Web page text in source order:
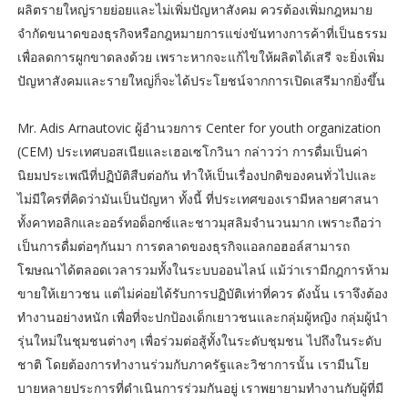
ผลิตรายใหญ่รายย่อยและไม่เพิ่มปัญหาสังคม ควรต้องเพิ่มกฎหมาย
จำกัดขนาดของธุรกิจหรือกฎหมายการแข่งขันทางการค้าที่เป็นธรรม
เพื่อลดการผูกขาดลงด้วย เพราะหากจะแก้ไขให้ผลิตได้เสรี จะยิ่งเพิ่ม
ปัญหาสังคมและรายใหญ่ก็จะได้ประโยชน์จากการเปิดเสรีมากยิ่งขึ้น
Mr. Adis Arnautovic ผู้อำนวยการ Center for youth organization
(CEM) ประเทศบอสเนียและเฮอเซโกวินา กล่าวว่า การดื่มเป็นค่า
นิยมประเพณีที่ปฏิบัติสืบต่อกัน ทำให้เป็นเรื่องปกติของคนทั่วไปและ
ไม่มีใครที่คิดว่ามันเป็นปัญหา ทั้งนี้ ที่ประเทศของเรามีหลายศาสนา
ทั้งคาทอลิกและออร์ทอด็อกซ์และชาวมุสลิมจำนวนมาก เพราะถือว่า
เป็นการดื่มต่อๆกันมา การตลาดของธุรกิจแอลกอฮอล์สามารถ
โฆษณาได้ตลอดเวลารวมทั้งในระบบออนไลน์ แม้ว่าเรามีกฎการห้าม
ขายให้เยาวชน แต่ไม่ค่อยได้รับการปฏิบัติเท่าที่ควร ดังนั้น เราจึงต้อง
ทำงานอย่างหนัก เพื่อที่จะปกป้องเด็กเยาวชนและกลุ่มผู้หญิง กลุ่มผู้นำ
รุ่นใหม่ในชุมชนต่างๆ เพื่อร่วมต่อสู้ทั้งในระดับชุมชน ไปถึงในระดับ
ชาติ โดยต้องการทำงานร่วมกับภาครัฐและวิชาการนั้น เรามีนโย
บายหลายประการที่ดำเนินการร่วมกันอยู่ เราพยายามทำงานกับผู้ที่มี